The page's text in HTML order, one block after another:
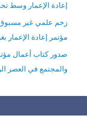
إعادة الإعمار وسط
مؤتمر إعادة الإعمار
صدور كتاب أعمال
والمجتمع في العصر